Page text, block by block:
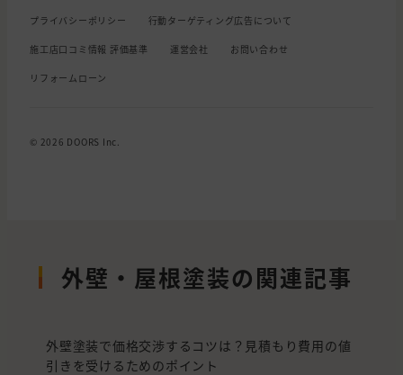
プライバシーポリシー 行動ターゲティング広告について
施工店口コミ情報 評価基準 運営会社 お問い合わせ
リフォームローン
© 2026 DOORS Inc.
外壁・屋根塗装の関連記事
外壁塗装で価格交渉するコツは？見積もり費用の値
引きを受けるためのポイント